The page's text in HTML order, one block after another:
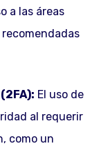
a las áreas
El uso de
al requerir
como un